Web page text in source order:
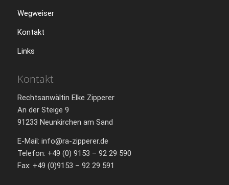
Wegweiser
Kontakt
Links
Kontakt
Rechtsanwältin Elke Zipperer
An der Steige 9
91233 Neunkirchen am Sand
E-Mail: info@ra-zipperer.de
Telefon: +49 (0) 9153 – 92 29 590
Fax: +49 (0)9153 – 92 29 591